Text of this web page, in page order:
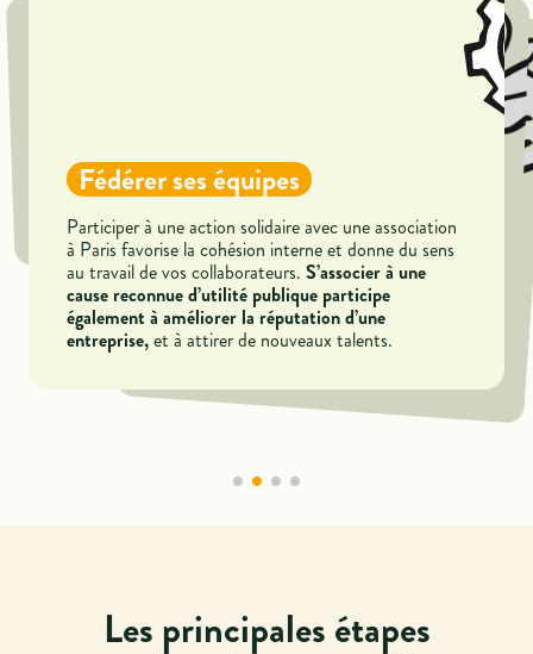
Associer votre marque à une cause d’utilité générale
à Paris valorise votre imageet accentue votre
notoriété locale et nationale.
Fédérer ses équipes
Participer à une action solidaire avec une association
à Paris favorise la cohésion interne et donne du sens
au travail de vos collaborateurs.S’associer à une
cause reconnue d’utilité publique participe
également à améliorer la réputation d’une
entreprise,et à attirer de nouveaux talents.
Les atouts fiscaux
Le sponsoring auprès d’associations à Parispermet
de bénéficier, sous conditions, d’une réduction
d’impôt représentant 60%de la valeur des dons
attribués.
Agrandir et consolider son
réseau
S’investir comme sponsor offre l’occasion de
construire des relations avec d’autres sociétés, des
partenairesou d’autres acteurs associatifs à Paris.
De tels liens peuvent déboucher sur des synergies,
Les principales étapes